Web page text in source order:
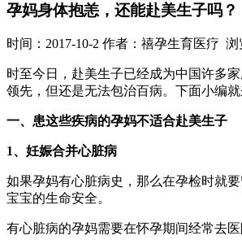
孕妈身体抱恙，还能赴美生子吗？
时间：2017-10-2 作者：禧孕生育医疗 浏
时至今日，赴美生子已经成为中国许多
领先，但还是无法包治百病。下面小编
一、患这些疾病的孕妈不适合赴美生子
1、妊娠合并心脏病
如果孕妈有心脏病史，那么在孕检时就
宝宝的生命安全。
有心脏病的孕妈需要在怀孕期间经常去